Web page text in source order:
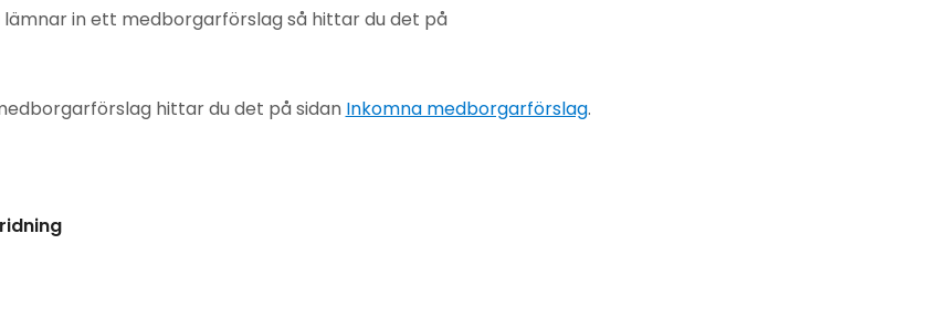
lämnar in ett medborgarförslag så hittar du det på
hittar du det på sidan Inkomna medborgarförslag.